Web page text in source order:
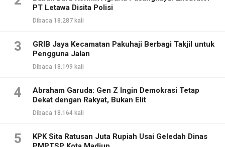
PT Letawa Disita Polisi
Dibaca 18.287 kali
3
GRIB Jaya Kecamatan Pakuhaji Berbagi Takjil untuk
Pengguna Jalan
Dibaca 18.199 kali
4
Abraham Garuda: Gen Z Ingin Demokrasi Tetap
Dekat dengan Rakyat, Bukan Elit
Dibaca 18.164 kali
5
KPK Sita Ratusan Juta Rupiah Usai Geledah Dinas